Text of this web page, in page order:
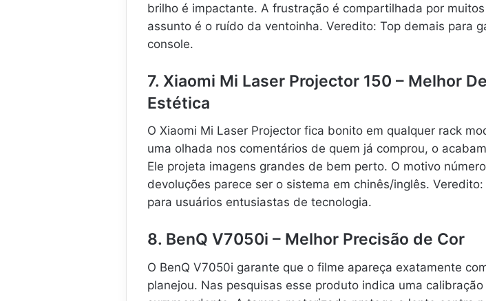
brilho é impactante. A frustração é compartilhada por
assunto é o ruído da ventoinha. Veredito: Top demais para
console.
7. Xiaomi Mi Laser Projector 150 – Melhor
Estética
O Xiaomi Mi Laser Projector fica bonito em qualquer rack
uma olhada nos comentários de quem já comprou, o
Ele projeta imagens grandes de bem perto. O motivo
devoluções parece ser o sistema em chinês/inglês.
para usuários entusiastas de tecnologia.
8. BenQ V7050i – Melhor Precisão de Cor
O BenQ V7050i garante que o filme apareça exatamente
planejou. Nas pesquisas esse produto indica uma